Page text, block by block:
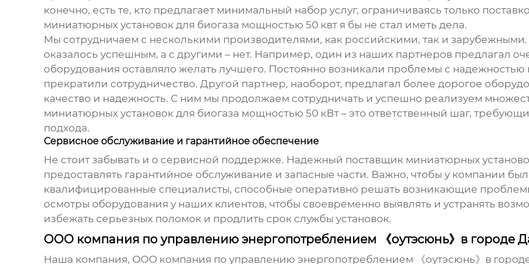
конечно, есть те, кто предлагает минимальный набор услуг, ограничиваясь только
миниатюрных установок для биогаза мощностью 50 квтя бы не стал иметь дела.
Мы сотрудничаем с несколькими производителями, как российскими, так и
оказалось успешным, а с другими – нет. Например, один из наших партнеров предлагал
оборудования оставляло желать лучшего. Постоянно возникали проблемы с надежностью
прекратили сотрудничество. Другой партнер, наоборот, предлагал более дорогое
качество и надежность. С ним мы продолжаем сотрудничать и успешно реализуем
миниатюрных установок для биогаза мощностью 50 кВт– это ответственный шаг,
подхода.
Сервисное обслуживание и гарантийное обеспечение
Не стоит забывать и о сервисной поддержке. Надежный поставщик миниатюрных
предоставлять гарантийное обслуживание и запасные части. Важно, чтобы у компании
квалифицированные специалисты, способные оперативно решать возникающие
осмотры оборудования у наших клиентов, чтобы своевременно выявлять и устранять
избежать серьезных поломок и продлить срок службы установок.
OOO компания по управлению энергопотреблением 《оутэсюнь》в городе
Наша компания, OOO компания по управлению энергопотреблением 《оутэсюнь》в